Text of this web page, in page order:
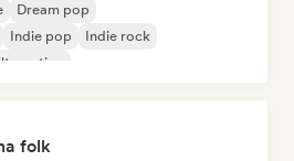
Dream pop
Indie pop
Indie rock
folk